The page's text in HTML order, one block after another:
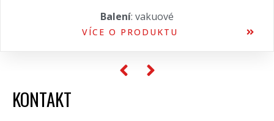
Balení: vakuové
VÍCE O PRODUKTU
KONTAKT